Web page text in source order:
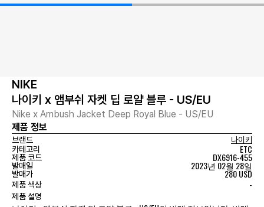
NIKE
나이키 x 앰부쉬 자켓 딥 로얄 블루 - US/EU
Nike x Ambush Jacket Deep Royal Blue - US/EU
제품 정보
브랜드
나이키
카테고리
ETC
제품 코드 DX6916-455
발매일 2023년 02월 28일
발매가 280 USD
제품 색상 -
제품 설명